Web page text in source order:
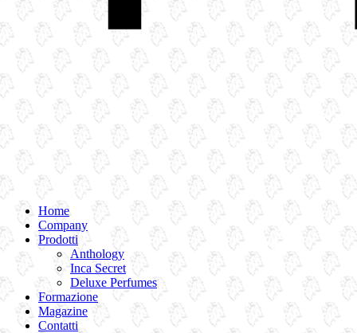
Home
Company
Prodotti
Anthology
Inca Secret
Deluxe Perfumes
Formazione
Magazine
Contatti